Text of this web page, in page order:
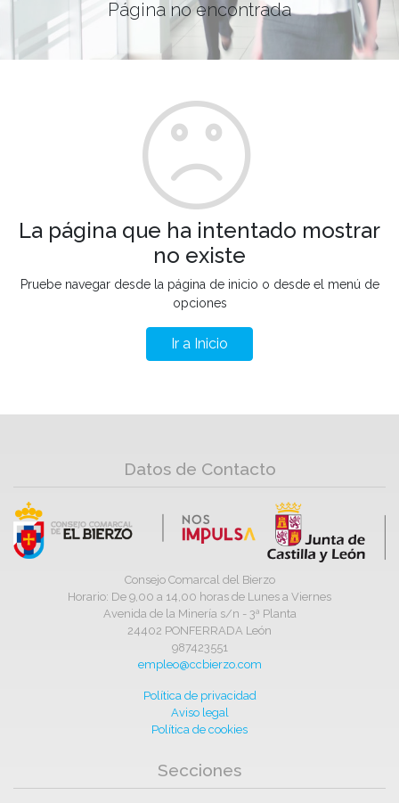
Página no encontrada
La página que ha intentado mostrar
no existe
Pruebe navegar desde la página de inicio o desde el menú de
opciones
Ir a Inicio
Datos de Contacto
Consejo Comarcal del Bierzo
Horario: De 9,00 a 14,00 horas de Lunes a Viernes
Avenida de la Minería s/n - 3ª Planta
24402 PONFERRADA León
987423551
empleo@ccbierzo.com
Política de privacidad
Aviso legal
Política de cookies
Secciones